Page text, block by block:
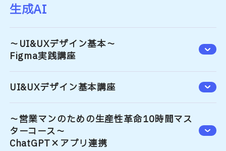
生成AI
～UI&UXデザイン基本～
Figma実践講座
UI&UXデザイン基本講座
～営業マンのための生産性革命10時間マス
ターコース～
ChatGPT×アプリ連携